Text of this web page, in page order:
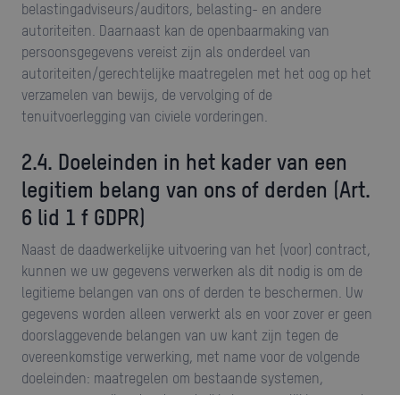
belastingadviseurs/auditors, belasting- en andere
autoriteiten. Daarnaast kan de openbaarmaking van
persoonsgegevens vereist zijn als onderdeel van
autoriteiten/gerechtelijke maatregelen met het oog op het
verzamelen van bewijs, de vervolging of de
tenuitvoerlegging van civiele vorderingen.
2.4. Doeleinden in het kader van een
legitiem belang van ons of derden (Art.
6 lid 1 f GDPR)
Naast de daadwerkelijke uitvoering van het (voor) contract,
kunnen we uw gegevens verwerken als dit nodig is om de
legitieme belangen van ons of derden te beschermen. Uw
gegevens worden alleen verwerkt als en voor zover er geen
doorslaggevende belangen van uw kant zijn tegen de
overeenkomstige verwerking, met name voor de volgende
doeleinden: maatregelen om bestaande systemen,